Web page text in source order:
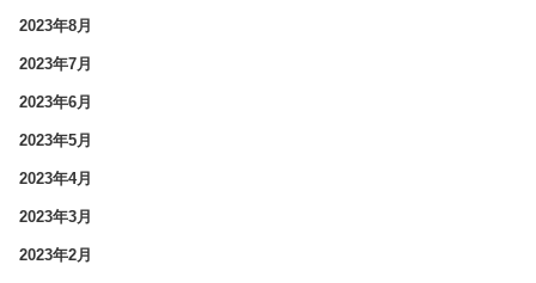
2023年8月
2023年7月
2023年6月
2023年5月
2023年4月
2023年3月
2023年2月